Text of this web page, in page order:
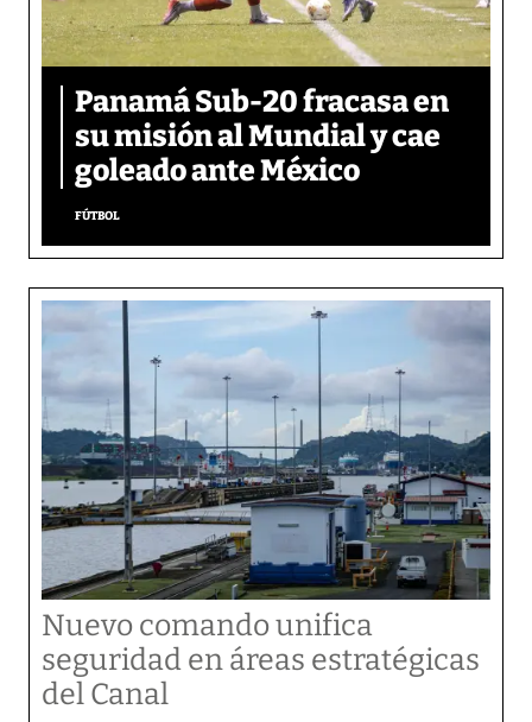
Panamá Sub-20 fracasa en
su misión al Mundial y cae
goleado ante México
FÚTBOL
Nuevo comando unifica
seguridad en áreas estratégicas
del Canal